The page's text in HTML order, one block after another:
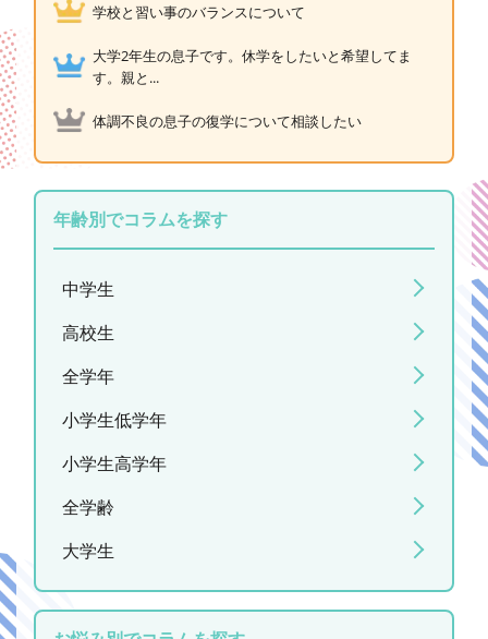
学校と習い事のバランスについて
大学2年生の息子です。休学をしたいと希望してま
す。親と...
体調不良の息子の復学について相談したい
年齢別でコラムを探す
中学生
高校生
全学年
小学生低学年
小学生高学年
全学齢
大学生